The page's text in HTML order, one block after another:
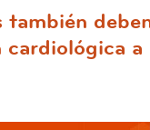
también
cardiológica